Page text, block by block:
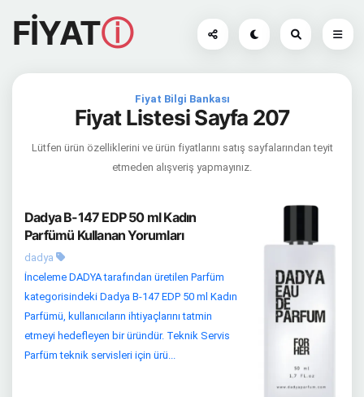
FİYATⓘ
Fiyat Bilgi Bankası
Fiyat Listesi Sayfa 207
Lütfen ürün özelliklerini ve ürün fiyatlarını satış sayfalarından teyit
etmeden alışveriş yapmayınız.
Dadya B-147 EDP 50 ml Kadın
Parfümü Kullanan Yorumları
dadya
İnceleme DADYA tarafından üretilen Parfüm
kategorisindeki Dadya B-147 EDP 50 ml Kadın
Parfümü, kullanıcıların ihtiyaçlarını tatmin
etmeyi hedefleyen bir üründür. Teknik Servis
Parfüm teknik servisleri için ürü...